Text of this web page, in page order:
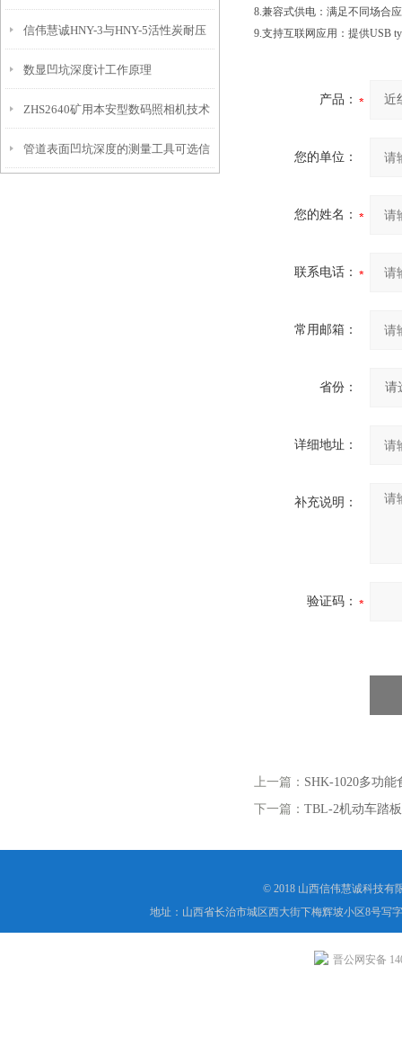
免测试过程中测针移动导致数据变动
信伟慧诚HNY-3与HNY-5活性炭耐压
强度测定仪技术参数！
数显凹坑深度计工作原理
ZHS2640矿用本安型数码照相机技术
参数！
管道表面凹坑深度的测量工具可选信
8.兼容式供电：满足不同场合
9.支持互联网应用：提供USB
产品：
您的单位：
您的姓名：
联系电话：
常用邮箱：
省份：
详细地址：
补充说明：
验证码：
上一篇： SHK-1020多功
下一篇： TBL-2机动车踏
© 2018 山西信伟慧诚科技有
地址：山西省长治市城区西大街下梅辉坡小区8号写
晋公网安备